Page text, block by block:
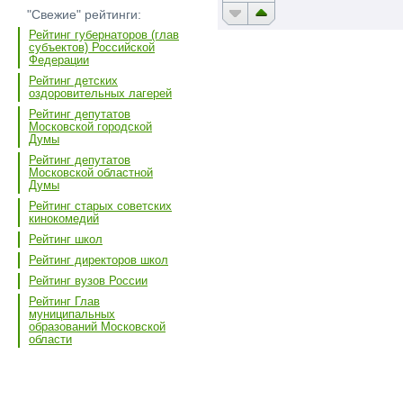
"Свежие" рейтинги:
Рейтинг губернаторов (глав
субъектов) Российской
Федерации
Рейтинг детских
оздоровительных лагерей
Рейтинг депутатов
Московской городской
Думы
Рейтинг депутатов
Московской областной
Думы
Рейтинг старых советских
кинокомедий
Рейтинг школ
Рейтинг директоров школ
Рейтинг вузов России
Рейтинг Глав
муниципальных
образований Московской
области